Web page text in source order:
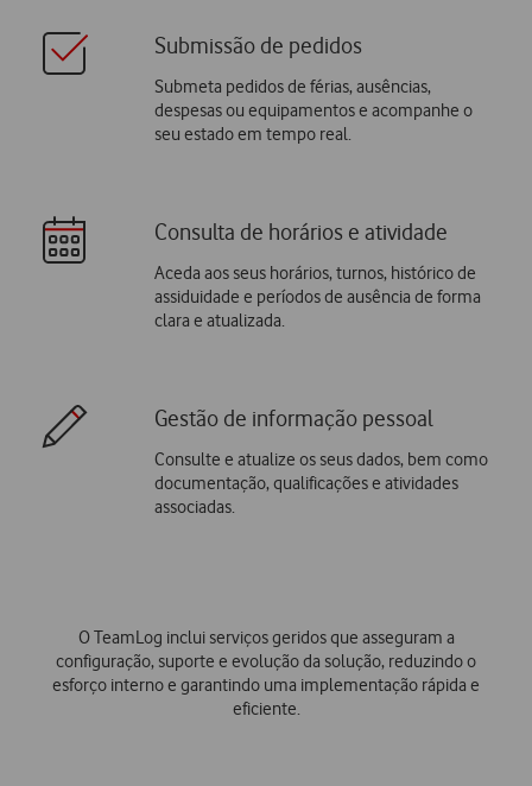
Submissão de pedidos
Submeta pedidos de férias, ausências,
despesas ou equipamentos e acompanhe o
seu estado em tempo real.
Consulta de horários e atividade
Aceda aos seus horários, turnos, histórico de
assiduidade e períodos de ausência de forma
clara e atualizada.
Gestão de informação pessoal
Consulte e atualize os seus dados, bem como
documentação, qualificações e atividades
associadas.
O TeamLog inclui serviços geridos que asseguram a
configuração, suporte e evolução da solução, reduzindo o
esforço interno e garantindo uma implementação rápida e
eficiente.